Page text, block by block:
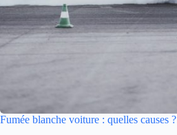
Fumée blanche voiture : quelles causes ?